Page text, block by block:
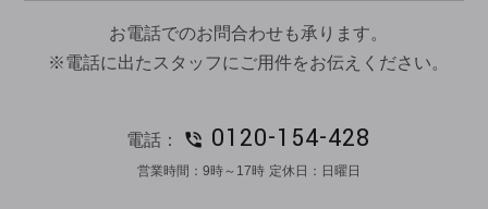
お電話でのお問合わせも承ります。
※電話に出たスタッフにご用件をお伝えください。
電話： 0120-154-428
営業時間： 9時～17時 定休日： 日曜日